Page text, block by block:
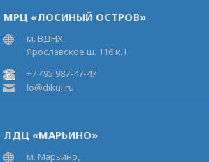
МРЦ «ЛОСИНЫЙ ОСТРОВ»
м. ВДНХ,
Ярославское ш. 116 к.1
+7 495 987-47-47
lo@dikul.ru
ЛДЦ «МАРЬИНО»
м. Марьино,